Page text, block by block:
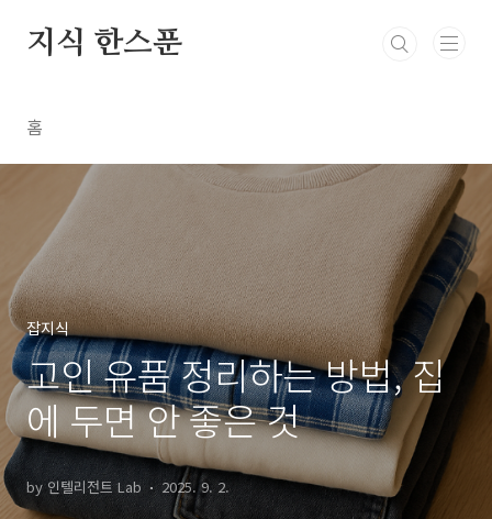
지식 한스푼
홈
잡지식
고인 유품 정리하는 방법, 집
에 두면 안 좋은 것
by 인텔리전트 Lab 2025. 9. 2.